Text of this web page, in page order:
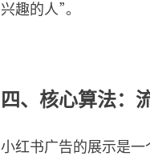
兴趣的人”。
四、核心算法：
小红书广告的展示是一